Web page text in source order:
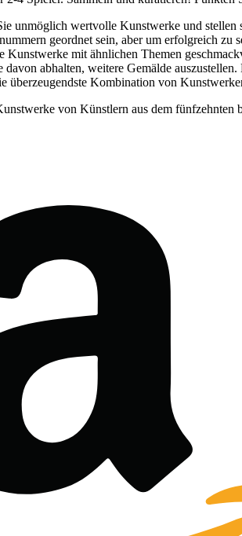
unmöglich wertvolle Kunstwerke und
geordnet sein, aber um erfolgreich
Kunstwerke mit ähnlichen Themen
abhalten, weitere Gemälde
überzeugendste Kombination von
von Künstlern aus dem